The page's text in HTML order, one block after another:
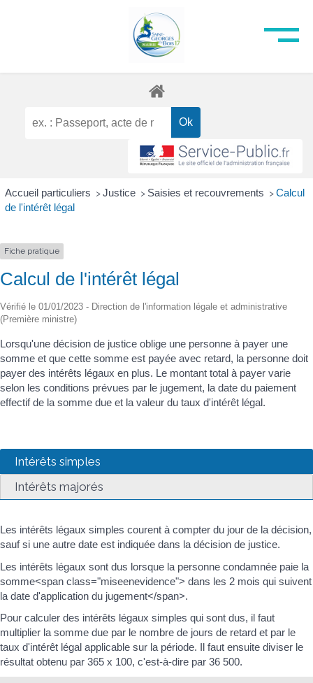
Accueil particuliers > Justice > Saisies et recouvrements > Calcul
de l'intérêt légal
Fiche pratique
Calcul de l'intérêt légal
Vérifié le 01/01/2023 - Direction de l'information légale et administrative
(Première ministre)
Lorsqu'une décision de justice oblige une personne à payer une
somme et que cette somme est payée avec retard, la personne doit
payer des intérêts légaux en plus. Le montant total à payer varie
selon les conditions prévues par le jugement, la date du paiement
effectif de la somme due et la valeur du taux d'intérêt légal.
Intérêts simples
Intérêts majorés
Les intérêts légaux simples courent à compter du jour de la décision,
sauf si une autre date est indiquée dans la décision de justice.
Les intérêts légaux sont dus lorsque la personne condamnée paie la
somme<span class="miseenevidence"> dans les 2 mois qui suivent
la date d'application du jugement</span>.
Pour calculer des intérêts légaux simples qui sont dus, il faut
multiplier la somme due par le nombre de jours de retard et par le
taux d'intérêt légal applicable sur la période. Il faut ensuite diviser le
résultat obtenu par 365 x 100, c'est-à-dire par 36 500.